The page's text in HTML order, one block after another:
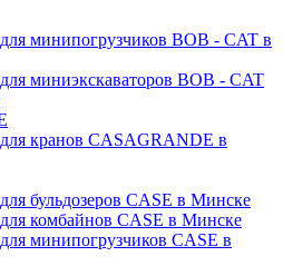
минипогрузчиков BOB - CAT в
миниэкскаваторов BOB - CAT
для кранов CASAGRANDE в
бульдозеров CASE в Минске
комбайнов CASE в Минске
минипогрузчиков CASE в